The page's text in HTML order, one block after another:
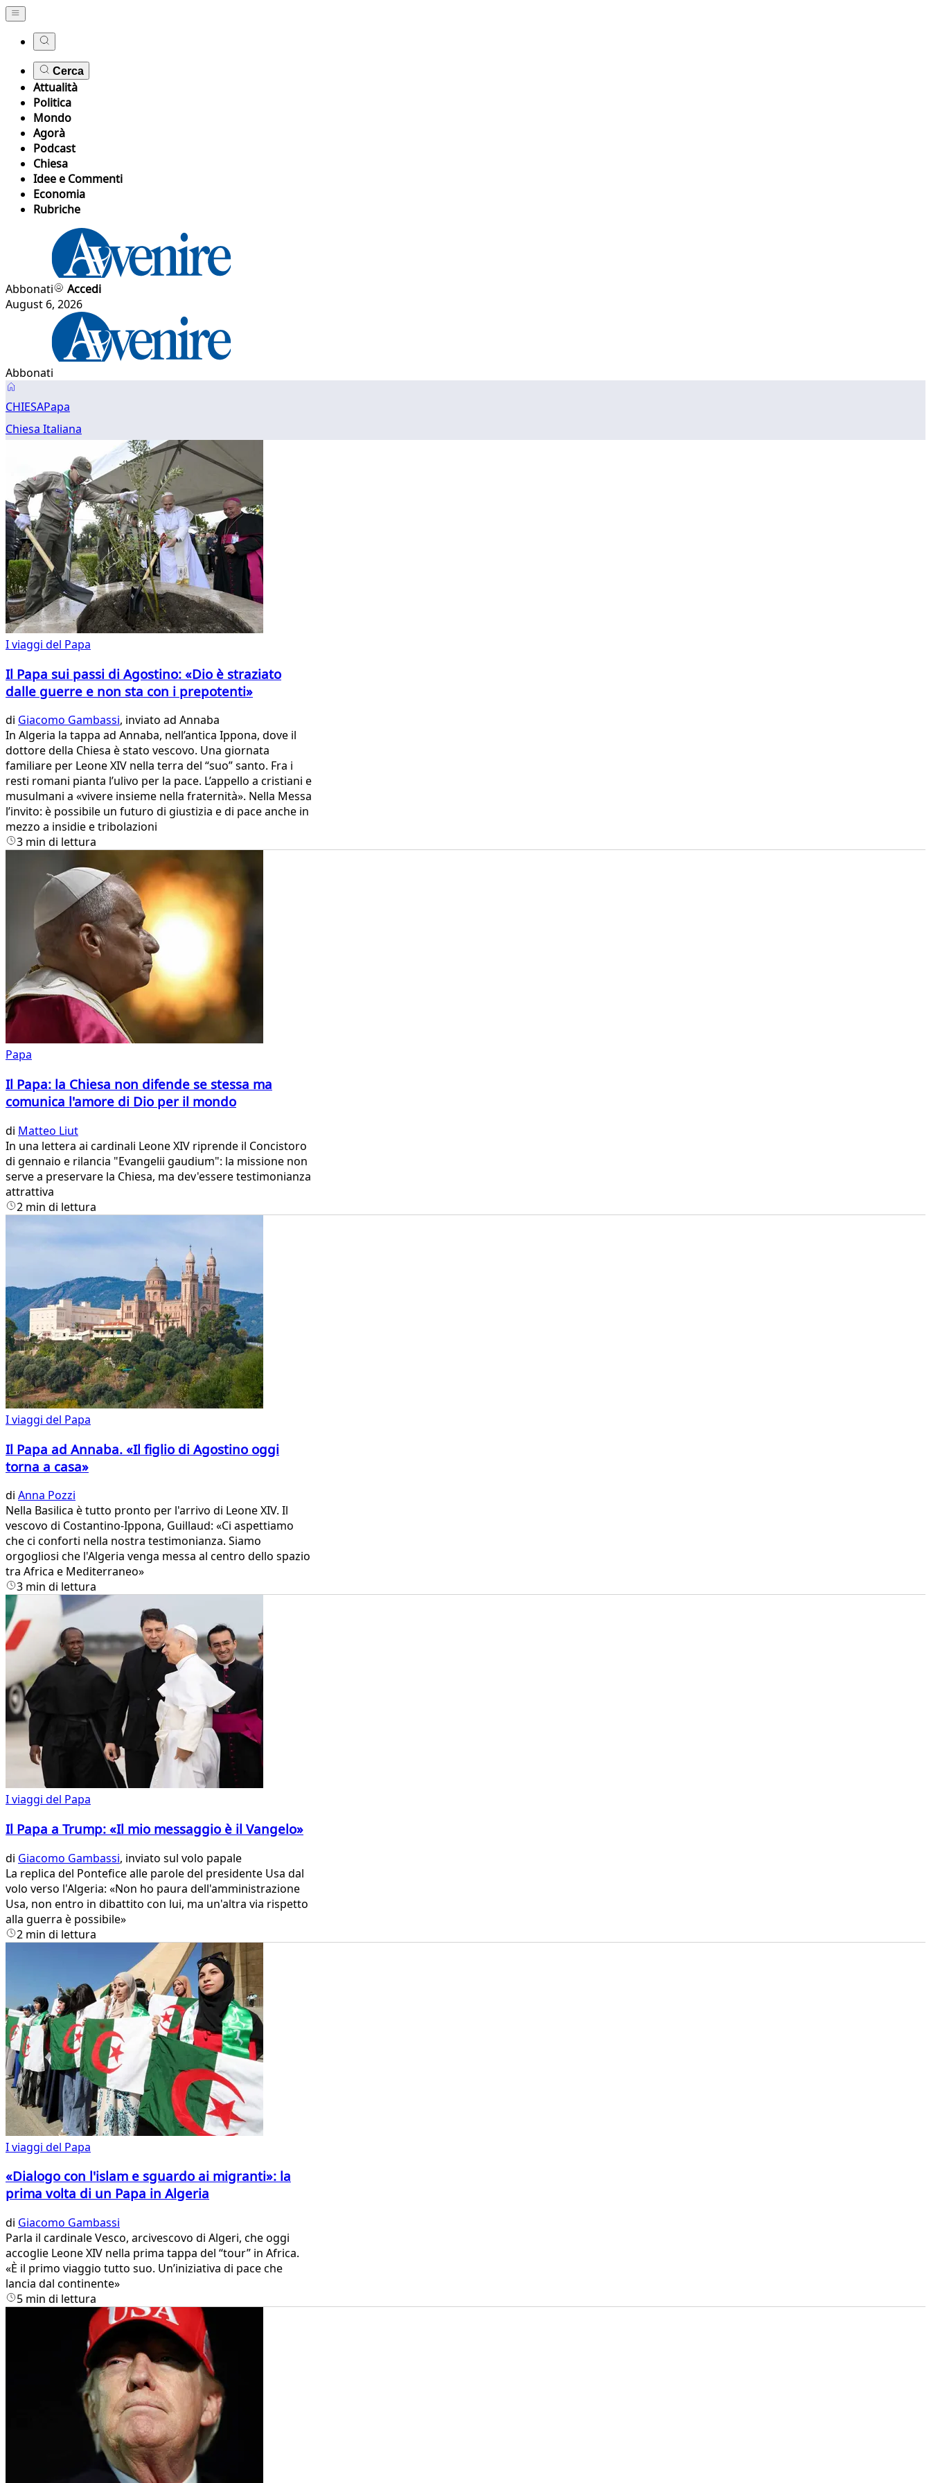
Cerca
Attualità
Politica
Mondo
Agorà
Podcast
Chiesa
Idee e Commenti
Economia
Rubriche
Abbonati
Accedi
August 6, 2026
Abbonati
Papa
CHIESAPapa
Chiesa Italiana
I viaggi del Papa
Il Papa sui passi di Agostino: «Dio è straziato
dalle guerre e non sta con i prepotenti»
di Giacomo Gambassi, inviato ad Annaba
In Algeria la tappa ad Annaba, nell’antica Ippona, dove il
dottore della Chiesa è stato vescovo. Una giornata
familiare per Leone XIV nella terra del “suo” santo. Fra i
resti romani pianta l’ulivo per la pace. L’appello a cristiani e
musulmani a «vivere insieme nella fraternità». Nella Messa
l’invito: è possibile un futuro di giustizia e di pace anche in
mezzo a insidie e tribolazioni
3 min di lettura
Papa
Il Papa: la Chiesa non difende se stessa ma
comunica l'amore di Dio per il mondo
di Matteo Liut
In una lettera ai cardinali Leone XIV riprende il Concistoro
di gennaio e rilancia "Evangelii gaudium": la missione non
serve a preservare la Chiesa, ma dev'essere testimonianza
attrattiva
2 min di lettura
I viaggi del Papa
Il Papa ad Annaba. «Il figlio di Agostino oggi
torna a casa»
di Anna Pozzi
Nella Basilica è tutto pronto per l'arrivo di Leone XIV. Il
vescovo di Costantino-Ippona, Guillaud: «Ci aspettiamo
che ci conforti nella nostra testimonianza. Siamo
orgogliosi che l'Algeria venga messa al centro dello spazio
tra Africa e Mediterraneo»
3 min di lettura
I viaggi del Papa
Il Papa a Trump: «Il mio messaggio è il Vangelo»
di Giacomo Gambassi, inviato sul volo papale
La replica del Pontefice alle parole del presidente Usa dal
volo verso l'Algeria: «Non ho paura dell'amministrazione
Usa, non entro in dibattito con lui, ma un'altra via rispetto
alla guerra è possibile»
2 min di lettura
I viaggi del Papa
«Dialogo con l'islam e sguardo ai migranti»: la
prima volta di un Papa in Algeria
di Giacomo Gambassi
Parla il cardinale Vesco, arcivescovo di Algeri, che oggi
accoglie Leone XIV nella prima tappa del “tour” in Africa.
«È il primo viaggio tutto suo. Un’iniziativa di pace che
lancia dal continente»
5 min di lettura